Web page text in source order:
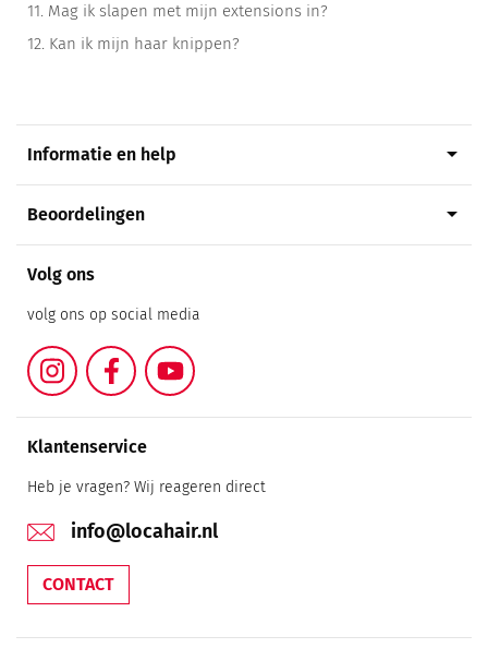
11. Mag ik slapen met mijn extensions in?
12. Kan ik mijn haar knippen?
Informatie en help arrow_drop_down
Volg ons
volg ons op social media
InstagramFacebookYouTube
Beoordelingen arrow_drop_down
Klantenservice
Heb je vragen? Wij reageren direct
info@locahair.nl
CONTACT